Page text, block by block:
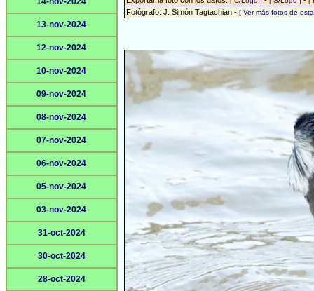
13-nov-2024
12-nov-2024
10-nov-2024
09-nov-2024
08-nov-2024
07-nov-2024
06-nov-2024
05-nov-2024
03-nov-2024
31-oct-2024
30-oct-2024
28-oct-2024
Fotógrafo: J. Simón Tagtachian - [ Ver más fotos de